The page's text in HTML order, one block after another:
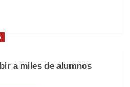
a miles de alumnos